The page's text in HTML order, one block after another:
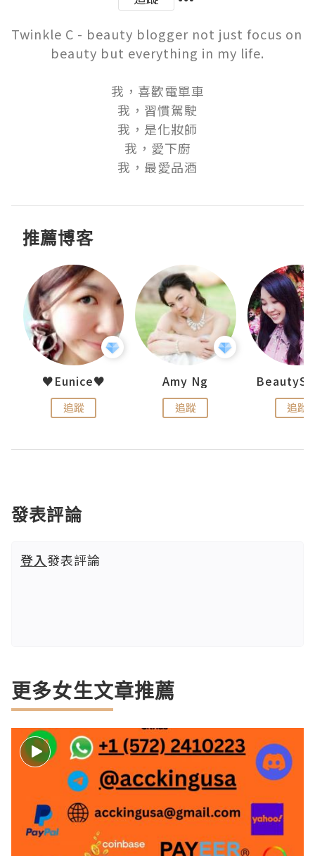
Twinkle C - beauty blogger not just focus on
beauty but everything in my life.
我，喜歡電單車
我，習慣駕駛
我，是化妝師
我，愛下廚
我，最愛品酒
推薦博客
♥Eunice♥
追蹤
Amy Ng
追蹤 追蹤
發表評論
登入發表評論
更多女生文章推薦